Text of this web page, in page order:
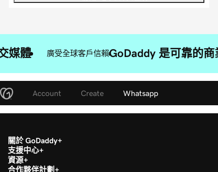
媒體 廣受全球客戶信賴GoDaddy 是可靠的
Account Create Whatsapp
關於 GoDaddy
支援中心
資源
合作夥伴計劃